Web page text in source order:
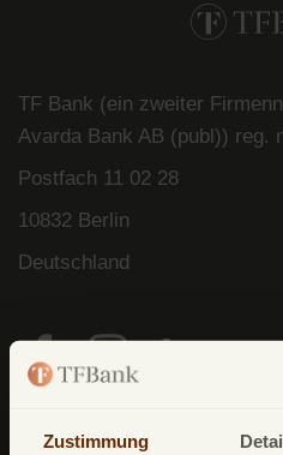
Zustimmung
TF Bank (ein zweiter
Avarda Bank AB (publ)) reg.
Postfach 11 02 28
10832 Berlin
Deutschland
Unsere Produkte